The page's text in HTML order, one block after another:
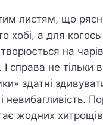
листям, що
хобі, а для
на
І справа не
здатні
і
жодних